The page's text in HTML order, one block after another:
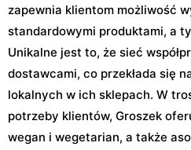
zapewnia klientom możliwość
standardowymi produktami, a
Unikalne jest to, że sieć
dostawcami, co przekłada się
lokalnych w ich sklepach. W
potrzeby klientów, Groszek
wegan i wegetarian, a także